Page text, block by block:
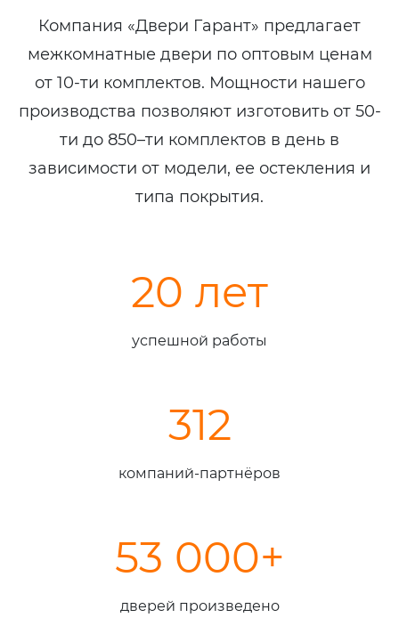
Компания «Двери Гарант» предлагает
межкомнатные двери по оптовым ценам
от 10-ти комплектов. Мощности нашего
производства позволяют изготовить от 50-
ти до 850–ти комплектов в день в
зависимости от модели, ее остекления и
типа покрытия.
20 лет
успешной работы
312
компаний-партнёров
53 000+
дверей произведено